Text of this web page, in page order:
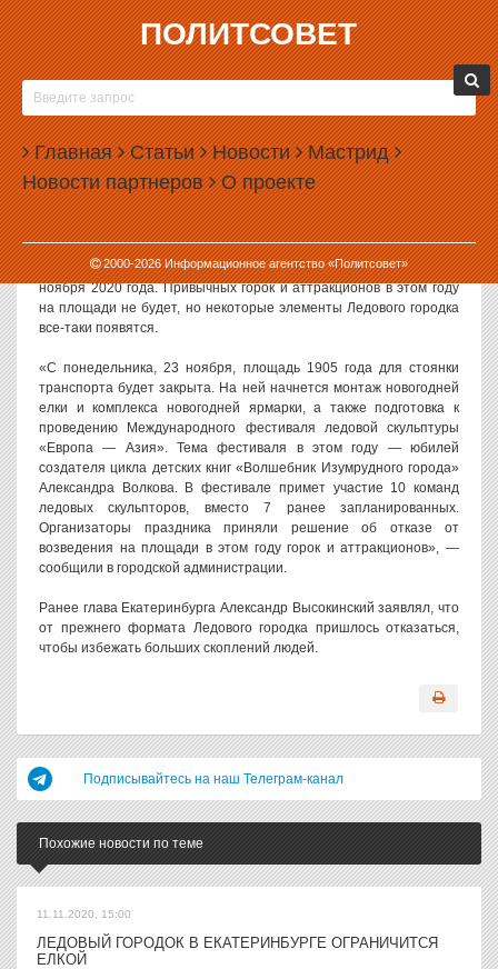
ПОЛИТСОВЕТ
Главная Статьи Новости Мастрид
Новости партнеров О проекте
2000-2026Информационное агентство «Политсовет»
18.11.2020, 13:11
ЛЕДОВЫЙ ГОРОДОК В ЕКАТЕРИНБУРГЕ
ЗАМЕНЯТ ФЕСТИВАЛЕМ ЛЕДЯНЫХ
СКУЛЬПТУР
Вместо традиционного Ледового городка на площади 1905 года в
Екатеринбурге появятся елка и ледяные скульптуры.
Как сообщили в пресс-службе администрации Екатеринбурга,
площадь 1905 года закроют уже в ближайший понедельник, 23
ноября 2020 года. Привычных горок и аттракционов в этом году
на площади не будет, но некоторые элементы Ледового городка
все-таки появятся.
«С понедельника, 23 ноября, площадь 1905 года для стоянки
транспорта будет закрыта. На ней начнется монтаж новогодней
елки и комплекса новогодней ярмарки, а также подготовка к
проведению Международного фестиваля ледовой скульптуры
«Европа — Азия». Тема фестиваля в этом году — юбилей
создателя цикла детских книг «Волшебник Изумрудного города»
Александра Волкова. В фестивале примет участие 10 команд
ледовых скульпторов, вместо 7 ранее запланированных.
Организаторы праздника приняли решение об отказе от
возведения на площади в этом году горок и аттракционов», —
сообщили в городской администрации.
Ранее глава Екатеринбурга Александр Высокинский заявлял, что
от прежнего формата Ледового городка пришлось отказаться,
чтобы избежать больших скоплений людей.
Подписывайтесь на наш Телеграм-канал
Похожие новости по теме
11.11.2020, 15:00
ЛЕДОВЫЙ ГОРОДОК В ЕКАТЕРИНБУРГЕ ОГРАНИЧИТСЯ
ЕЛКОЙ